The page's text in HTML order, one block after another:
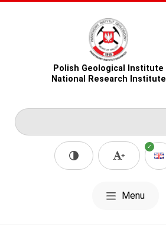
Polish Geological Institute
National Research Institute
Menu